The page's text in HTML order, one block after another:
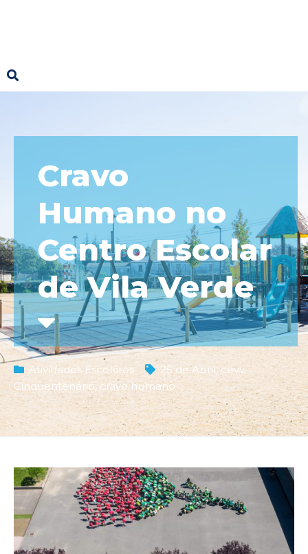
Cravo
Humano no
Centro Escolar
de Vila Verde
Atividades Escolares 25 de Abril,cevv,
Cinquentenário, cravo humano